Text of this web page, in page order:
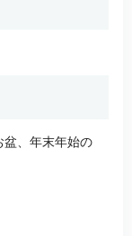
盆、年末年始の